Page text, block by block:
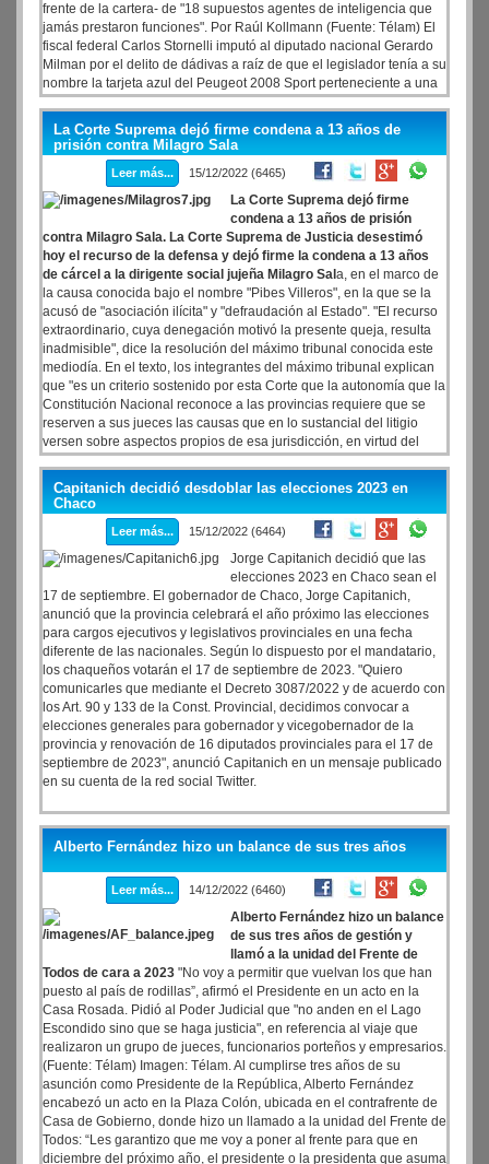
frente de la cartera- de "18 supuestos agentes de inteligencia que
jamás prestaron funciones". Por Raúl Kollmann (Fuente: Télam) El
fiscal federal Carlos Stornelli imputó al diputado nacional Gerardo
Milman por el delito de dádivas a raíz de que el legislador tenía a su
nombre la tarjeta azul del Peugeot 2008 Sport perteneciente a una
empresa proveedora del Estado.
La Corte Suprema dejó firme condena a 13 años de
prisión contra Milagro Sala
Leer más... 15/12/2022 (6465)
La Corte Suprema dejó firme
condena a 13 años de prisión
contra Milagro Sala. La Corte Suprema de Justicia desestimó
hoy el recurso de la defensa y dejó firme la condena a 13 años
de cárcel a la dirigente social jujeña Milagro Sal a, en el marco de
la causa conocida bajo el nombre "Pibes Villeros", en la que se la
acusó de "asociación ilícita" y "defraudación al Estado". "El recurso
extraordinario, cuya denegación motivó la presente queja, resulta
inadmisible", dice la resolución del máximo tribunal conocida este
mediodía. En el texto, los integrantes del máximo tribunal explican
que "es un criterio sostenido por esta Corte que la autonomía que la
Constitución Nacional reconoce a las provincias requiere que se
reserven a sus jueces las causas que en lo sustancial del litigio
versen sobre aspectos propios de esa jurisdicción, en virtud del
respeto debido a sus facultades de darse sus propias instituciones y
regirse por ellas".
Capitanich decidió desdoblar las elecciones 2023 en
Chaco
Leer más... 15/12/2022 (6464)
Jorge Capitanich decidió que las
elecciones 2023 en Chaco sean el
17 de septiembre. El gobernador de Chaco, Jorge Capitanich,
anunció que la provincia celebrará el año próximo las elecciones
para cargos ejecutivos y legislativos provinciales en una fecha
diferente de las nacionales. Según lo dispuesto por el mandatario,
los chaqueños votarán el 17 de septiembre de 2023. "Quiero
comunicarles que mediante el Decreto 3087/2022 y de acuerdo con
los Art. 90 y 133 de la Const. Provincial, decidimos convocar a
elecciones generales para gobernador y vicegobernador de la
provincia y renovación de 16 diputados provinciales para el 17 de
septiembre de 2023", anunció Capitanich en un mensaje publicado
en su cuenta de la red social Twitter.
Alberto Fernández hizo un balance de sus tres años
Leer más... 14/12/2022 (6460)
Alberto Fernández hizo un balance
de sus tres años de gestión y
llamó a la unidad del Frente de
Todos de cara a 2023 "No voy a permitir que vuelvan los que han
puesto al país de rodillas”, afirmó el Presidente en un acto en la
Casa Rosada. Pidió al Poder Judicial que "no anden en el Lago
Escondido sino que se haga justicia", en referencia al viaje que
realizaron un grupo de jueces, funcionarios porteños y empresarios.
(Fuente: Télam) Imagen: Télam. Al cumplirse tres años de su
asunción como Presidente de la República, Alberto Fernández
encabezó un acto en la Plaza Colón, ubicada en el contrafrente de
Casa de Gobierno, donde hizo un llamado a la unidad del Frente de
Todos: “Les garantizo que me voy a poner al frente para que en
diciembre del próximo año, el presidente o la presidenta que asuma